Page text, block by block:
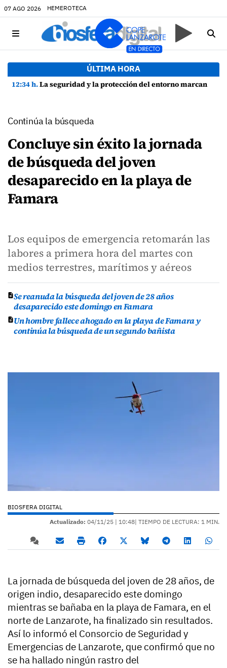
07 AGO 2026 HEMEROTECA
ÚLTIMA HORA
12:34 h.La seguridad y la protección del entorno marcan la planificación de las Fiestas de La Caleta de Famara
Continúa la búsqueda
Concluye sin éxito la jornada
de búsqueda del joven
desaparecido en la playa de
Famara
Los equipos de emergencia retomarán las
labores a primera hora del martes con
medios terrestres, marítimos y aéreos
Se reanuda la búsqueda del joven de 28 años
desaparecido este domingo en Famara
Un hombre fallece ahogado en la playa de Famara y
continúa la búsqueda de un segundo bañista
BIOSFERA DIGITAL
Actualizado: 04/11/25 | 10:48| TIEMPO DE LECTURA: 1 MIN.
La jornada de búsqueda del joven de 28 años, de
origen indio, desaparecido este domingo
mientras se bañaba en la playa de Famara, en el
norte de Lanzarote, ha finalizado sin resultados.
Así lo informó el Consorcio de Seguridad y
Emergencias de Lanzarote, que confirmó que no
se ha hallado ningún rastro del